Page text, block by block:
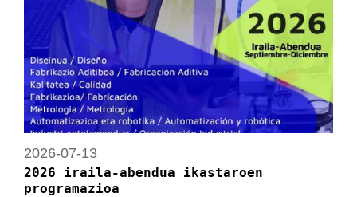
2026-07-13
2026 iraila-abendua ikastaroen
programazioa